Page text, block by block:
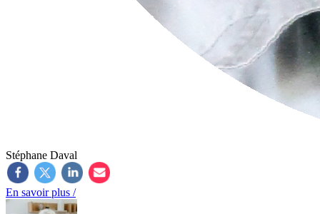
Stéphane Daval
En savoir plus /